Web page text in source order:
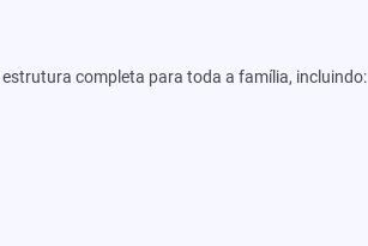
completa para toda a família, incluindo: